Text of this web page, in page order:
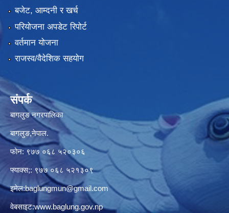
बजेट, आम्दनी र खर्च
परियोजना अपडेट रिपोर्ट
वर्तमान योजना
राजस्व/वैदेशिक सहयोग
संपर्क
बागलुङ नगरपालिका
बागलुङ,नेपाल.
फोन: ९७७ ०६८ ५२०३०६
फ्याक्स;: ९७७ ०६८ ५२१३०९
इमेल:baglungmun@gmail.com
वेबसाइट:www.baglung.gov.np